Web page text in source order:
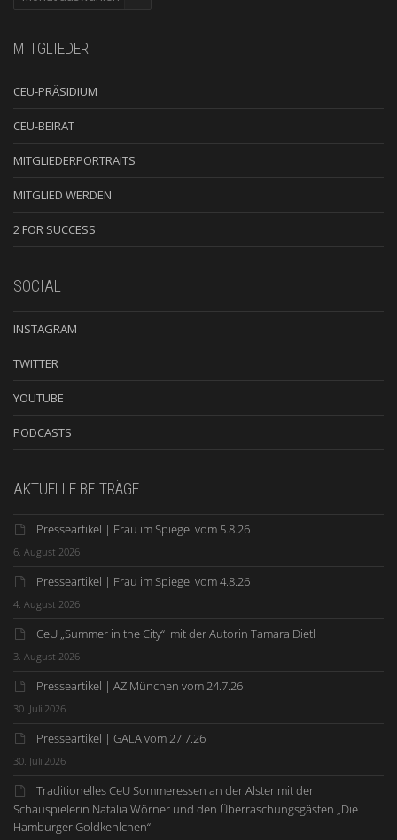
MITGLIEDER
CEU-PRÄSIDIUM
CEU-BEIRAT
MITGLIEDERPORTRAITS
MITGLIED WERDEN
2 FOR SUCCESS
SOCIAL
INSTAGRAM
TWITTER
YOUTUBE
PODCASTS
AKTUELLE BEITRÄGE
Presseartikel | Frau im Spiegel vom 5.8.26
6. August 2026
Presseartikel | Frau im Spiegel vom 4.8.26
4. August 2026
CeU „Summer in the City“ mit der Autorin Tamara Dietl
3. August 2026
Presseartikel | AZ München vom 24.7.26
30. Juli 2026
Presseartikel | GALA vom 27.7.26
30. Juli 2026
Traditionelles CeU Sommeressen an der Alster mit der
Schauspielerin Natalia Wörner und den Überraschungsgästen „Die
Hamburger Goldkehlchen“